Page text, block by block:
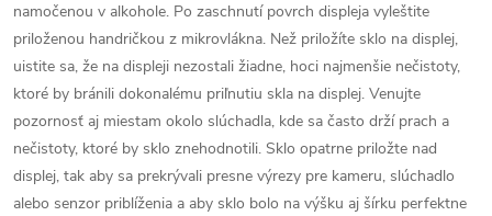
namočenou v alkohole. Po zaschnutí povrch displeja vyleštite
priloženou handričkou z mikrovlákna. Než priložíte sklo na displej,
uistite sa, že na displeji nezostali žiadne, hoci najmenšie nečistoty,
ktoré by bránili dokonalému priľnutiu skla na displej. Venujte
pozornosť aj miestam okolo slúchadla, kde sa často drží prach a
nečistoty, ktoré by sklo znehodnotili. Sklo opatrne priložte nad
displej, tak aby sa prekrývali presne výrezy pre kameru, slúchadlo
alebo senzor priblíženia a aby sklo bolo na výšku aj šírku perfektne